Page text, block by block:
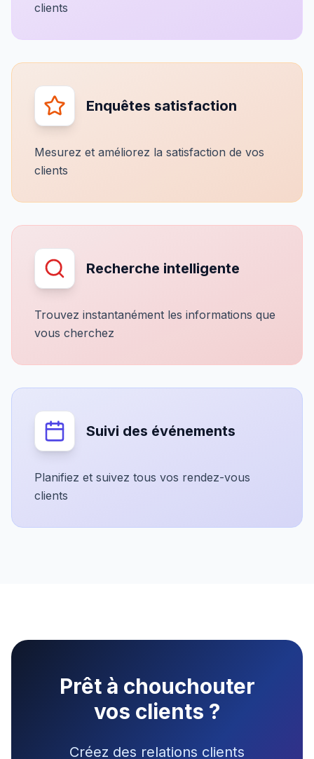
clients
Enquêtes satisfaction
Mesurez et améliorez la satisfaction de vos
clients
Recherche intelligente
Trouvez instantanément les informations que
vous cherchez
Suivi des événements
Planifiez et suivez tous vos rendez-vous
clients
Prêt à chouchouter
vos clients ?
Créez des relations clients